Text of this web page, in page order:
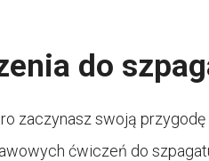
do
zaczynasz swoją
ćwiczeń do